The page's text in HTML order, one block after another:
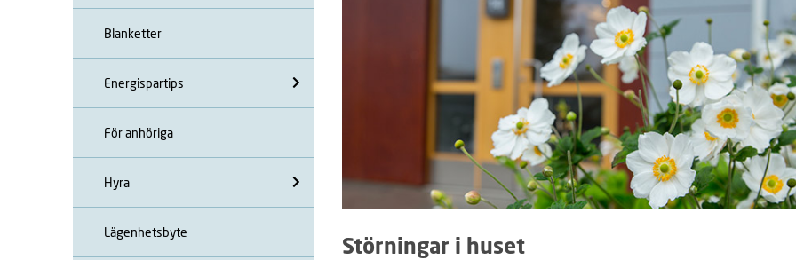
Blanketter
Energispartips
För anhöriga
Hyra
Lägenhetsbyte
Störningar i huset